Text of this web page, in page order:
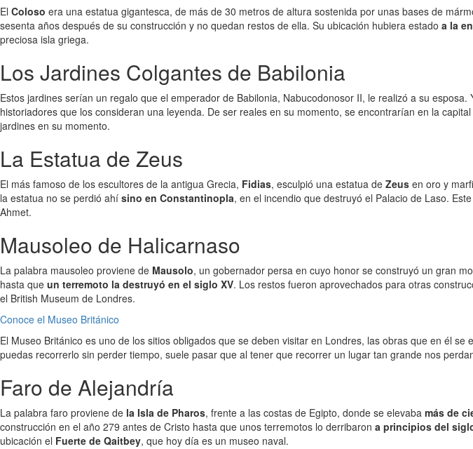
El Coloso era una estatua gigantesca, de más de 30 metros de altura sostenida por unas bases de
sesenta años después de su construcción y no quedan restos de ella. Su ubicación hubiera estado a la
preciosa isla griega.
Los Jardines Colgantes de Babilonia
Estos jardines serían un regalo que el emperador de Babilonia, Nabucodonosor II, le realizó a su
historiadores que los consideran una leyenda. De ser reales en su momento, se encontrarían en la
jardines en su momento.
La Estatua de Zeus
El más famoso de los escultores de la antigua Grecia, Fidias, esculpió una estatua de Zeus en oro y
la estatua no se perdió ahí sino en Constantinopla, en el incendio que destruyó el Palacio de Laso.
Ahmet.
Mausoleo de Halicarnaso
La palabra mausoleo proviene de Mausolo, un gobernador persa en cuyo honor se construyó un gran
hasta que un terremoto la destruyó en el siglo XV. Los restos fueron aprovechados para otras
el British Museum de Londres.
Conoce el Museo Británico
El Museo Británico es uno de los sitios obligados que se deben visitar en Londres, las obras que en él
puedas recorrerlo sin perder tiempo, suele pasar que al tener que recorrer un lugar tan grande nos
Faro de Alejandría
La palabra faro proviene de la Isla de Pharos, frente a las costas de Egipto, donde se elevaba más de
construcción en el año 279 antes de Cristo hasta que unos terremotos lo derribaron a principios del
ubicación el Fuerte de Qaitbey, que hoy día es un museo naval.